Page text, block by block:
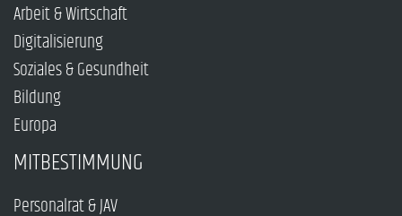
Arbeit & Wirtschaft
Digitalisierung
Soziales & Gesundheit
Bildung
Europa
MITBESTIMMUNG
Personalrat & JAV